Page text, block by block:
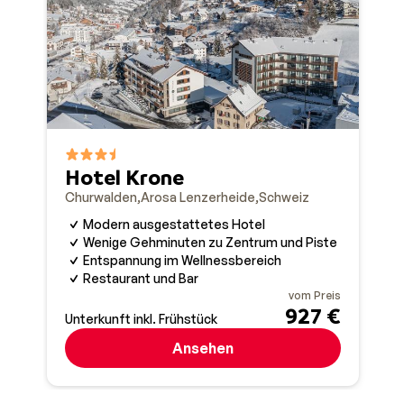
Neben Skifahren gibt es in und um Churwalden noch
verschneite Wälder, probieren Sie eine Fahrt mit
in Churwalden ist zurückhaltend und stimmungsvoll:
Schokolade auf einer sonnigen Terrasse. Keine
Hotel Krone
Churwalden Arosa Lenzerheide Schweiz
Modern ausgestattetes Hotel
Wenige Gehminuten zu Zentrum und Piste
Entspannung im Wellnessbereich
Restaurant und Bar
Unterkunft inkl. Frühstück
vom Preis
927 €
Ansehen